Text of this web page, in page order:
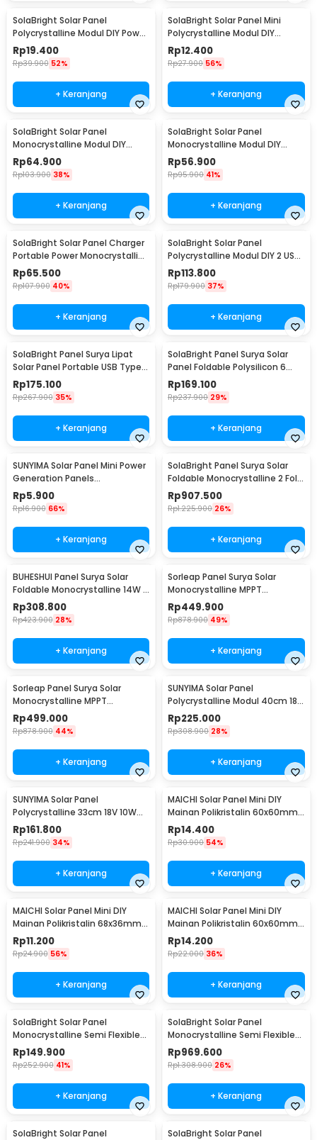
SolaBright Solar Panel
Polycrystalline Modul DIY Power
Bank 12V 2W - SN2
Rp19.400
Rp39.900 52%
+ Keranjang
SolaBright Solar Panel Mini
Polycrystalline Modul DIY
Powerbank 9V 2W - SN9
Rp12.400
Rp27.900 56%
+ Keranjang
SolaBright Solar Panel
Monocrystalline Modul DIY
Power Bank 5V 3W - S0503
Rp64.900
Rp103.900 38%
+ Keranjang
SolaBright Solar Panel
Monocrystalline Modul DIY
Power Bank USB 35W - PP065
Rp56.900
Rp95.900 41%
+ Keranjang
SolaBright Solar Panel Charger
Portable Power Monocrystalline
3W - AP1
Rp65.500
Rp107.900 40%
+ Keranjang
SolaBright Solar Panel
Polycrystalline Modul DIY 2 USB
Port 18V 10W - SL18V
Rp113.800
Rp179.900 37%
+ Keranjang
SolaBright Panel Surya Lipat
Solar Panel Portable USB Type
C 12W 5V - LI5
Rp175.100
Rp267.900 35%
+ Keranjang
SolaBright Panel Surya Solar
Panel Foldable Polysilicon 6
Fold 100W - LI6
Rp169.100
Rp237.900 29%
+ Keranjang
SUNYIMA Solar Panel Mini Power
Generation Panels
Polycrystalline 1W 2V - SN3
Rp5.900
Rp16.900 66%
+ Keranjang
SolaBright Panel Surya Solar
Foldable Monocrystalline 2 Fold
100W - AP-210
Rp907.500
Rp1.225.900 26%
+ Keranjang
BUHESHUI Panel Surya Solar
Foldable Monocrystalline 14W -
CP-14
Rp308.800
Rp423.900 28%
+ Keranjang
Sorleap Panel Surya Solar
Monocrystalline MPPT
Waterproof DC Plug 25W 5V -
UPS-25W
Rp449.900
Rp878.900 49%
+ Keranjang
Sorleap Panel Surya Solar
Monocrystalline MPPT
Waterproof DC Plug 25W 12V -
UPS-25W
Rp499.000
Rp878.900 44%
+ Keranjang
SUNYIMA Solar Panel
Polycrystalline Modul 40cm 18V
20W with Controller - SN10
Rp225.000
Rp308.900 28%
+ Keranjang
SUNYIMA Solar Panel
Polycrystalline 33cm 18V 10W
with Controller - SN20
Rp161.800
Rp241.900 34%
+ Keranjang
MAICHI Solar Panel Mini DIY
Mainan Polikristalin 60x60mm
3V 100mA - SPM01
Rp14.400
Rp30.900 54%
+ Keranjang
MAICHI Solar Panel Mini DIY
Mainan Polikristalin 68x36mm
5V 60mA 0.3W - SPM02
Rp11.200
Rp24.900 56%
+ Keranjang
MAICHI Solar Panel Mini DIY
Mainan Polikristalin 60x60mm
3V 100mA 0.4W - SPM03
Rp14.200
Rp22.000 36%
+ Keranjang
SolaBright Solar Panel
Monocrystalline Semi Flexible
10W Controller - SN30
Rp149.900
Rp252.900 41%
+ Keranjang
SolaBright Solar Panel
Monocrystalline Semi Flexible
with Controller - SN40
Rp969.600
Rp1.308.900 26%
+ Keranjang
SolaBright Solar Panel
SolaBright Solar Panel